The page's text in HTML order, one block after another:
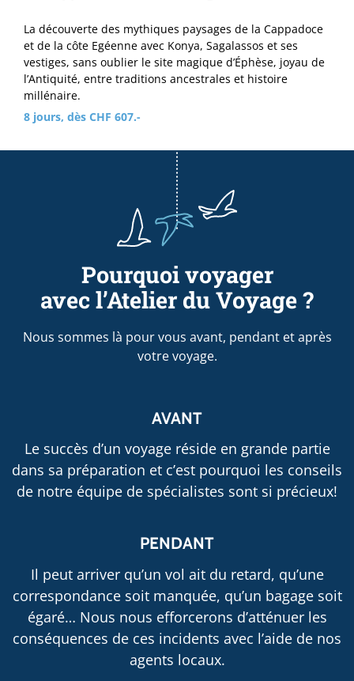
La découverte des mythiques paysages de la Cappadoce
et de la côte Egéenne avec Konya, Sagalassos et ses
vestiges, sans oublier le site magique d’Éphèse, joyau de
l’Antiquité, entre traditions ancestrales et histoire
millénaire.
8 jours, dès CHF 607.-
Pourquoi voyager
avec l’Atelier du Voyage ?
Nous sommes là pour vous avant, pendant et après
votre voyage.
AVANT
Le succès d’un voyage réside en grande partie
dans sa préparation et c’est pourquoi les conseils
de notre équipe de spécialistes sont si précieux!
PENDANT
Il peut arriver qu’un vol ait du retard, qu’une
correspondance soit manquée, qu’un bagage soit
égaré… Nous nous efforcerons d’atténuer les
conséquences de ces incidents avec l’aide de nos
agents locaux.